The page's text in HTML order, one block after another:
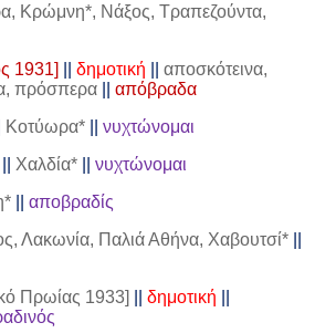
Κρώμνη*, Νάξος, Τραπεζούντα,
1931]
δημοτική
αποσκότεινα,
πρόσπερα
απόβραδα
Κοτύωρα*|| νυχτώνομαι
Χαλδία*|| νυχτώνομαι
|| αποβραδίς
Λακωνία, Παλιά Αθήνα, Χαβουτσί*||
Πρωίας 1933]
δημοτική